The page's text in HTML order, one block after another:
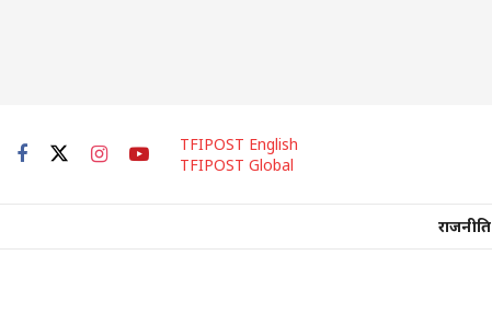
TFIPOST English
TFIPOST Global
राजनीति